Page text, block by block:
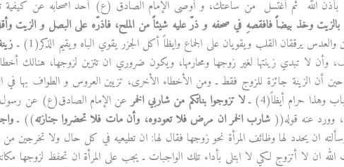
بأذن الله ثم أغتسل من ساعتك، و أوصى الإمام الصادق (ع) أحد اصحابه عن كيفية
بالزيت وخذ بيضاً فافقصهِ في صحفه و ذرّ عليه شيئاً من الملح، فاذرّه على البصل و الزيت
والعدس يرققان القلب ويقويان على الجماع وايظاً أكل الجزر يقوي الباه ويقيم الذكر(1) ـ
وأن لا تبدي زينتها لغير زوجها ومحارمها، ويكون ضروري ان تتزين لزوجها، هنالك
أن الزينة جائزة للزوج فقط ـ ومن الأخطاء الأخرى، تزيين العروس و الطواف بها
وهذا حرام أيظاً(4) ـ
لا تزوجوا بناتكم من شاربي الخمرعن الإمام الصادق(ع) عن
عنه قوله(( شارب الخمر ان مرض فلا تعودوه، وأن مات فلا تحضروا جنازته)) ـ
ان يحدد لها وظائف المرأة نحو زوجها فقال لها: ان تطيعيه في كل حال ولا تخرجين
الله ان لا أتزوج لكي لا ابتلى بأداء تلك الواجبات ـ يجب على المرأة ان تحفظ لزوجها